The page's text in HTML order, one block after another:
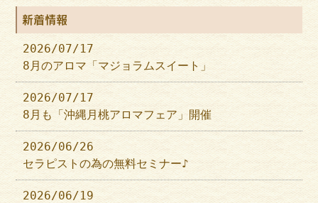
新着情報
2026/07/17
8月のアロマ「マジョラムスイート」
2026/07/17
8月も「沖縄月桃アロマフェア」開催
2026/06/26
セラピストの為の無料セミナー♪
2026/06/19